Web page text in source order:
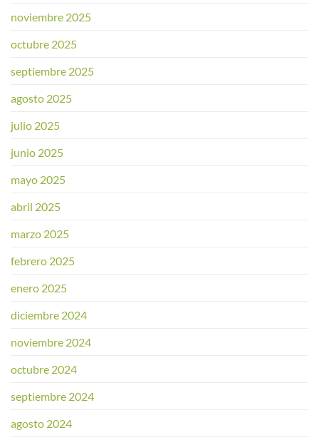
noviembre 2025
octubre 2025
septiembre 2025
agosto 2025
julio 2025
junio 2025
mayo 2025
abril 2025
marzo 2025
febrero 2025
enero 2025
diciembre 2024
noviembre 2024
octubre 2024
septiembre 2024
agosto 2024